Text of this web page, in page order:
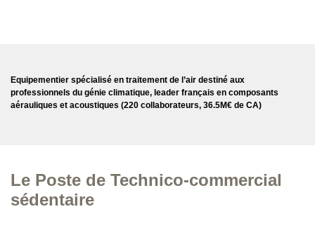
Equipementier spécialisé en traitement de l’air destiné aux
professionnels du génie climatique, leader français en composants
aérauliques et acoustiques (220 collaborateurs, 36.5M€ de CA)
Le Poste de Technico-commercial
sédentaire